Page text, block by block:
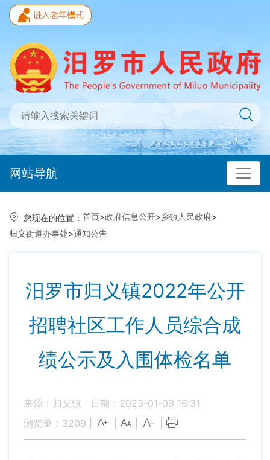
网站导航
您现在的位置： 首页>政府信息公开>乡镇人民政府>
归义街道办事处>通知公告
汨罗市归义镇2022年公开
招聘社区工作人员综合成
绩公示及入围体检名单
来源：归义镇
日期：2023-01-09 16:31
浏览量： 3209